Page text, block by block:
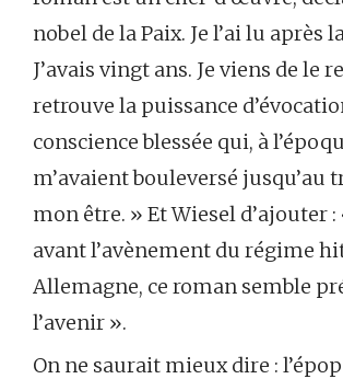
nobel de la Paix. Je l’ai lu après
J’avais vingt ans. Je viens de le
retrouve la puissance
conscience blessée qui, à
m’avaient bouleversé jusqu’au
mon être. » Et Wiesel d’ajouter
avant l’avènement du régime
Allemagne, ce roman semble
l’avenir ».
On ne saurait mieux dire :